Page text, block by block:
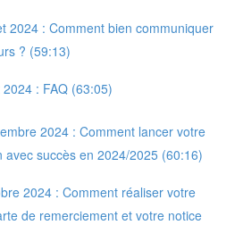
2024 : Comment bien communiquer
? (59:13)
: FAQ (63:05)
2024 : Comment lancer votre
avec succès en 2024/2025 (60:16)
2024 : Comment réaliser votre
de remerciement et votre notice